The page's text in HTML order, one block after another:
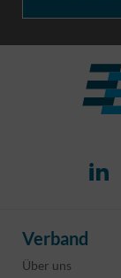
Verband
Über uns